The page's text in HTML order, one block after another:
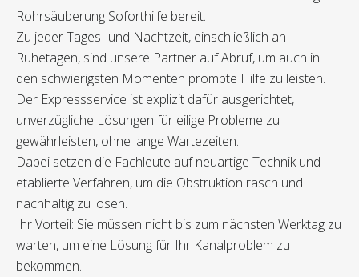
Rohrsäuberung Soforthilfe bereit.
Zu jeder Tages- und Nachtzeit, einschließlich an
Ruhetagen, sind unsere Partner auf Abruf, um auch in
den schwierigsten Momenten prompte Hilfe zu leisten.
Der Expressservice ist explizit dafür ausgerichtet,
unverzügliche Lösungen für eilige Probleme zu
gewährleisten, ohne lange Wartezeiten.
Dabei setzen die Fachleute auf neuartige Technik und
etablierte Verfahren, um die Obstruktion rasch und
nachhaltig zu lösen.
Ihr Vorteil: Sie müssen nicht bis zum nächsten Werktag zu
warten, um eine Lösung für Ihr Kanalproblem zu
bekommen.